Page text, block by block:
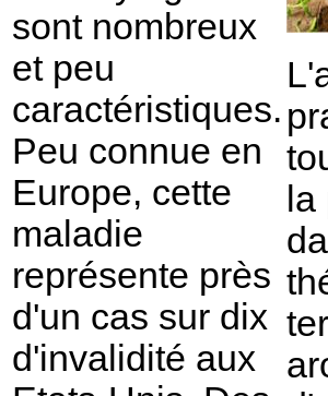
sont nombreux
et peu
caractéristiques.
Peu connue en
Europe, cette
maladie
représente près
d'un cas sur dix
d'invalidité aux